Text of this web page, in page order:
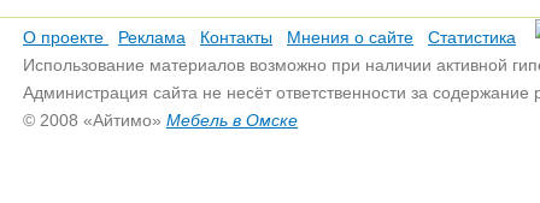
О проекте Реклама Контакты Мнения о сайте
Статистика
Использование материалов возможно при наличии активной
Администрация сайта не несёт ответственности за
© 2008 «Айтимо» Мебель в Омске